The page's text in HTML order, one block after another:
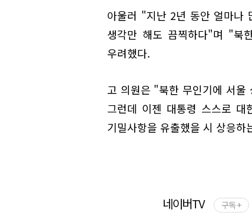
아울러 "지난 2년 동안 얼마나
생각만 해도 끔찍하다"며 "북
우려했다.
고 의원은 "북한 무인기에 서울
그런데 이젠 대통령 스스로
기밀사항을 유출했을 시 상응
네이버TV 구독 +